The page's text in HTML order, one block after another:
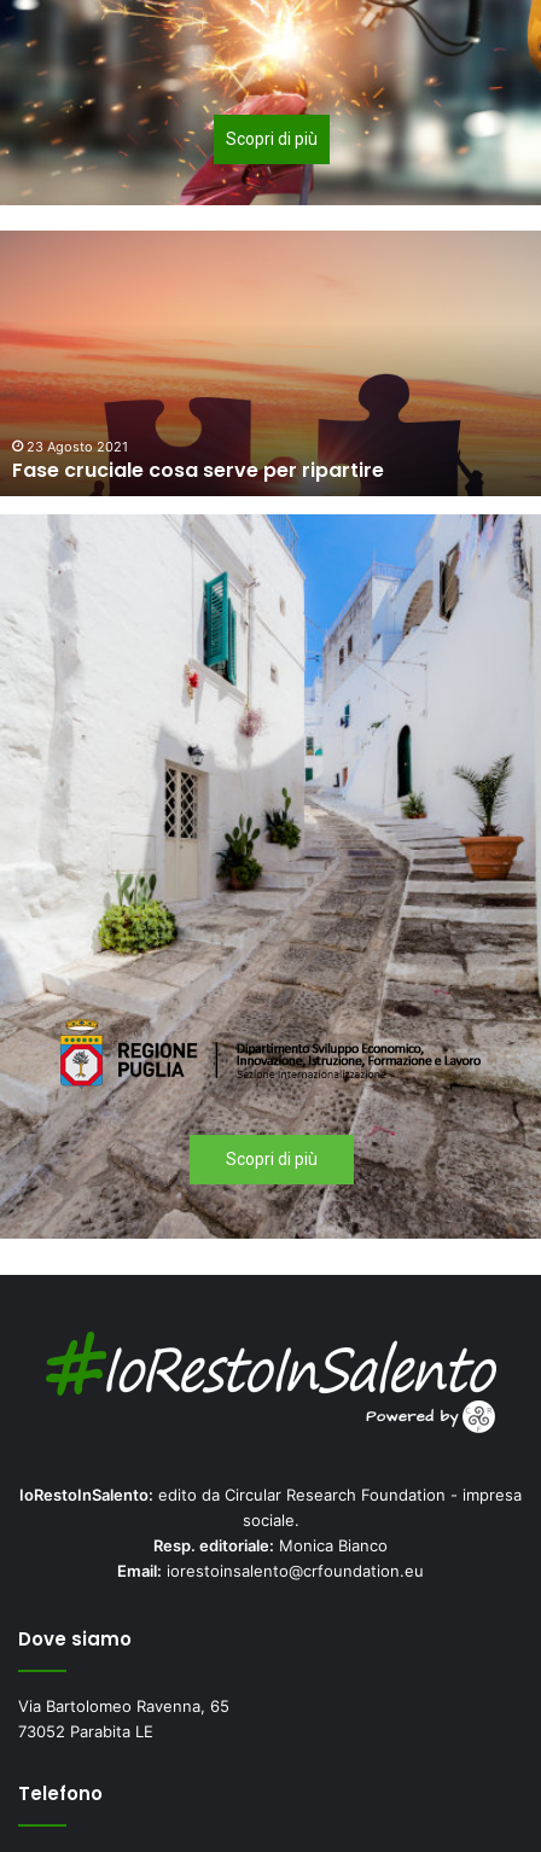
Scopri di più
per
ripartire
23 Agosto 2021
Fase cruciale cosa serve per ripartire
Scopri di più
IoRestoInSalento: edito da Circular Research Foundation - impresa
sociale.
Resp. editoriale: Monica Bianco
Email: iorestoinsalento@crfoundation.eu
Dove siamo
Via Bartolomeo Ravenna, 65
73052 Parabita LE
Telefono